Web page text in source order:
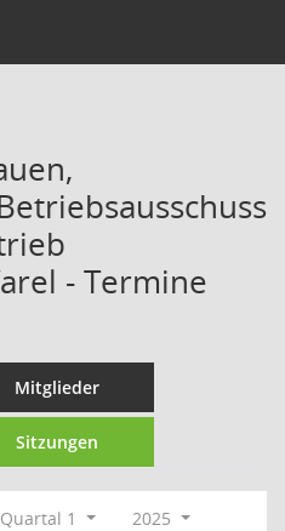
- Termine
Mitglieder
Sitzungen
Quartal 1
2025